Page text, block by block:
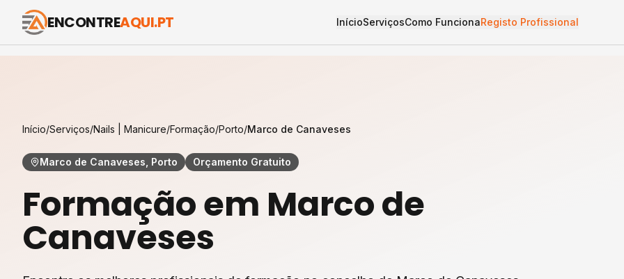
ENCONTREAQUI.PT InícioServiçosComo FuncionaRegisto Profissional
Início/Serviços/Nails | Manicure/Formação/Porto/Marco de Canaveses
Marco de Canaveses, Porto Orçamento Gratuito
Formaçãoem Marco de
Canaveses